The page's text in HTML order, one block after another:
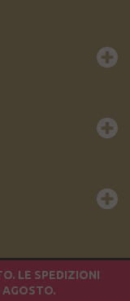
LE SPEDIZIONI
AGOSTO.